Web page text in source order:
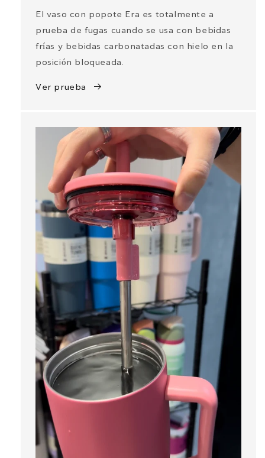
El vaso con popote Era es totalmente a
prueba de fugas cuando se usa con bebidas
frías y bebidas carbonatadas con hielo en la
posición bloqueada.
Ver prueba